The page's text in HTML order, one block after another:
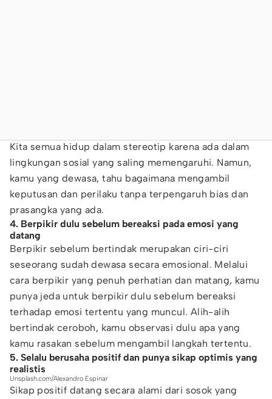
Kita semua hidup dalam stereotip karena ada dalam
lingkungan sosial yang saling memengaruhi. Namun,
kamu yang dewasa, tahu bagaimana mengambil
keputusan dan perilaku tanpa terpengaruh bias dan
prasangka yang ada.
4. Berpikir dulu sebelum bereaksi pada emosi yang
datang
Berpikir sebelum bertindak merupakan ciri-ciri
seseorang sudah dewasa secara emosional. Melalui
cara berpikir yang penuh perhatian dan matang, kamu
punya jeda untuk berpikir dulu sebelum bereaksi
terhadap emosi tertentu yang muncul. Alih-alih
bertindak ceroboh, kamu observasi dulu apa yang
kamu rasakan sebelum mengambil langkah tertentu.
5. Selalu berusaha positif dan punya sikap optimis yang
realistis
Unsplash.com/Alexandro Espinar
Sikap positif datang secara alami dari sosok yang